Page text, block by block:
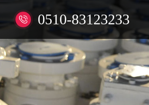
0510-83123233